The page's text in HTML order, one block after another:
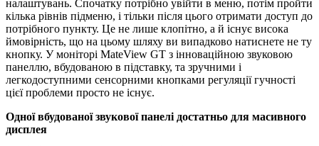
налаштувань. Спочатку потрібно увійти в меню, потім пройти
кілька рівнів підменю, і тільки після цього отримати доступ до
потрібного пункту. Це не лише клопітно, а й існує висока
ймовірність, що на цьому шляху ви випадково натиснете не ту
кнопку. У моніторі MateView GT з інноваційною звуковою
панеллю, вбудованою в підставку, та зручними і
легкодоступними сенсорними кнопками регуляції гучності
цієї проблеми просто не існує.
Одної вбудованої звукової панелі достатньо для масивного
дисплея